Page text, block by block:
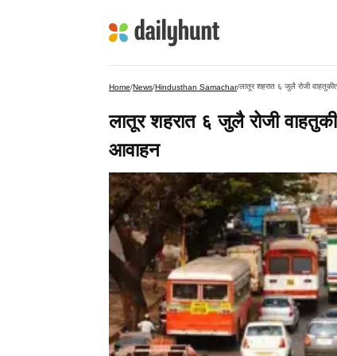
Home/News/Hindusthan Samachar/लातूर शहरात ६ जुलै रोजी वाहतुकीत
लातूर शहरात ६ जुलै रोजी
आवाहन